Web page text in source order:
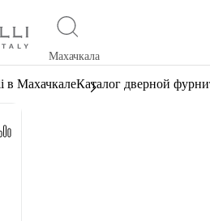
Махачкала
в МахачкалеКаталог дверной